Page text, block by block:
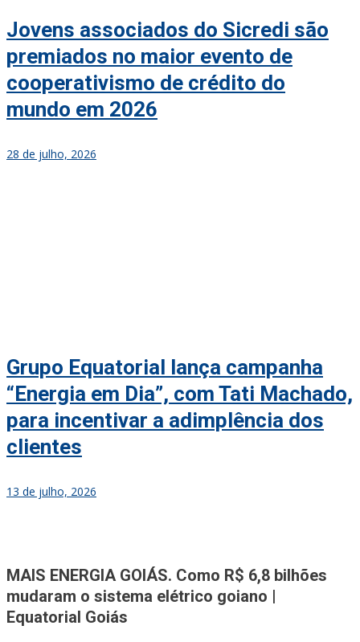
Jovens associados do Sicredi são
premiados no maior evento de
cooperativismo de crédito do
mundo em 2026
28 de julho, 2026
Grupo Equatorial lança campanha
“Energia em Dia”, com Tati Machado,
para incentivar a adimplência dos
clientes
13 de julho, 2026
Jornal mais completo de Noticias e Informações de Rio Verde e
Região
MAIS ENERGIA GOIÁS. Como R$ 6,8 bilhões
mudaram o sistema elétrico goiano |
Equatorial Goiás